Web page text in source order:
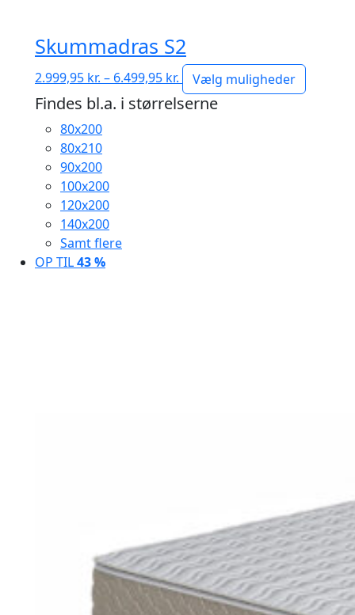
Skummadras S2
2.999,95 kr. – 6.499,95 kr. Prisinterval:
2.999,95 kr.
til
Vælg muligheder
Findes bl.a. i størrelserne
80x200
80x210
90x200
100x200
120x200
140x200
Samt flere
OP TIL43 %